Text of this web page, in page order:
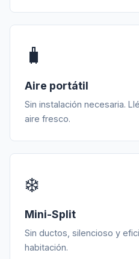
🧳
Aire portátil
Sin instalación necesaria.
aire fresco.
❄️
Mini-Split
Sin ductos, silencioso y
habitación.